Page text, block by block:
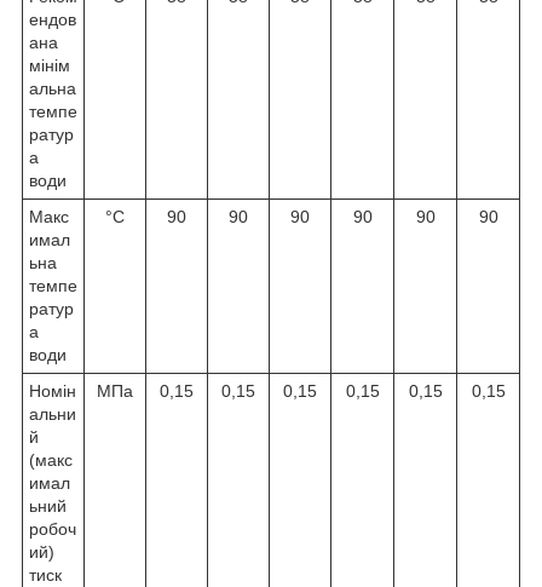
ендов
ана
мінім
альна
темпе
ратур
а
води
Макс
имал
ьна
темпе
ратур
а
води
°C 90 90 90 90 90 90
Номін
альни
й
(макс
имал
ьний
робоч
ий)
тиск
МПа 0,15 0,15 0,15 0,15 0,15 0,15